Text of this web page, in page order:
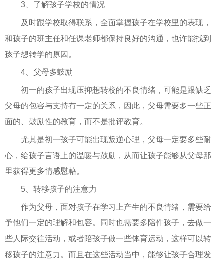
3、了解孩子学校的情况
及时跟学校取得联系，全面掌握孩子在学校里的表现，
和孩子的班主任和任课老师都保持良好的沟通，也许能找到
孩子想转学的原因。
4、父母多鼓励
初一的孩子出现压抑想转校的不良情绪，可能是跟缺乏
父母的包容与支持有一定的关系，因此，父母需要多一些正
面的、鼓励性的教育，而不是批评教育。
尤其是初一孩子可能出现叛逆心理，父母一定要多些耐
心，给孩子言语上的温暖与鼓励，从而让孩子能够从父母那
里获得更多情感慰藉。
5、转移孩子的注意力
作为父母，面对孩子在学习上产生的不良情绪，需要给
予他们一定的理解和包容。同时也需要多陪件孩子，去做一
些人际交往活动，或者陪孩子做一些体育运动，这样可以转
移孩子的注意力。而且在这些活动当中，能够让孩子合理发